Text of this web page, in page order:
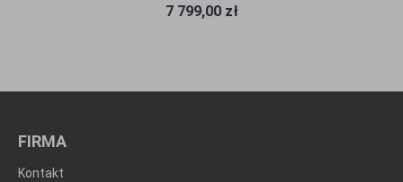
7 799,00 zł
FIRMA
Kontakt